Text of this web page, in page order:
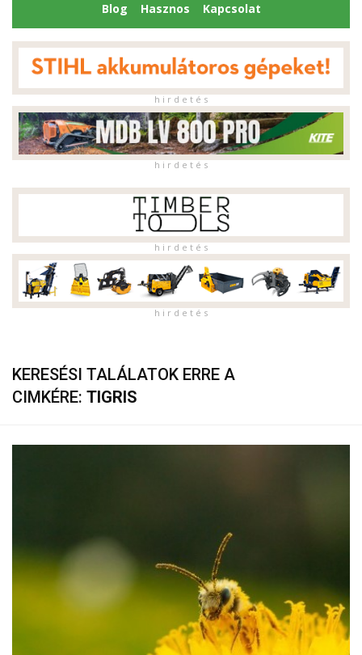
Blog
Hasznos Kapcsolat
h i r d e t é s
h i r d e t é s
h i r d e t é s
h i r d e t é s
KERESÉSI TALÁLATOK ERRE A
CIMKÉRE: TIGRIS